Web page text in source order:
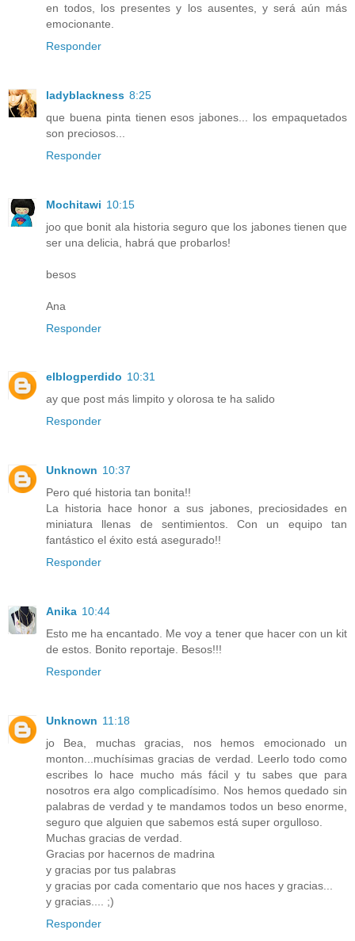
en todos, los presentes y los ausentes, y será aún más
emocionante.
Responder
ladyblackness 8:25
que buena pinta tienen esos jabones... los empaquetados
son preciosos...
Responder
Mochitawi 10:15
joo que bonit ala historia seguro que los jabones tienen que
ser una delicia, habrá que probarlos!
besos
Ana
Responder
elblogperdido 10:31
ay que post más limpito y olorosa te ha salido
Responder
Unknown 10:37
Pero qué historia tan bonita!!
La historia hace honor a sus jabones, preciosidades en
miniatura llenas de sentimientos. Con un equipo tan
fantástico el éxito está asegurado!!
Responder
Anika 10:44
Esto me ha encantado. Me voy a tener que hacer con un kit
de estos. Bonito reportaje. Besos!!!
Responder
Unknown 11:18
jo Bea, muchas gracias, nos hemos emocionado un
monton...muchísimas gracias de verdad. Leerlo todo como
escribes lo hace mucho más fácil y tu sabes que para
nosotros era algo complicadísimo. Nos hemos quedado sin
palabras de verdad y te mandamos todos un beso enorme,
seguro que alguien que sabemos está super orgulloso.
Muchas gracias de verdad.
Gracias por hacernos de madrina
y gracias por tus palabras
y gracias por cada comentario que nos haces y gracias...
y gracias.... ;)
Responder